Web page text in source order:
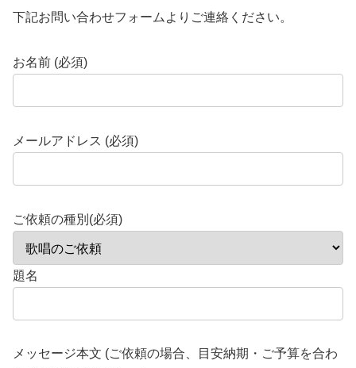
下記お問い合わせフォームよりご連絡ください。
お名前 (必須)
メールアドレス (必須)
ご依頼の種別(必須)
題名
メッセージ本文 (ご依頼の場合、目安納期・ご予算を合わ